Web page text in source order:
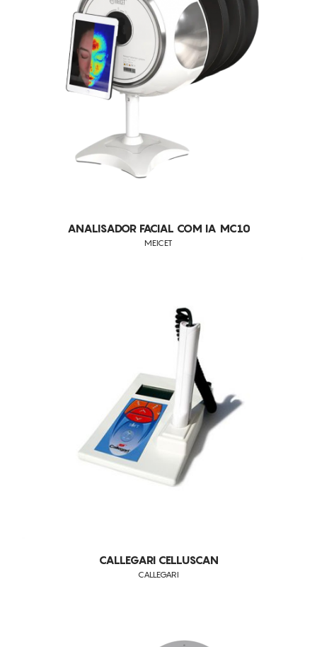
ANALISADOR FACIAL COM IA MC10
MEICET
CALLEGARI CELLUSCAN
CALLEGARI